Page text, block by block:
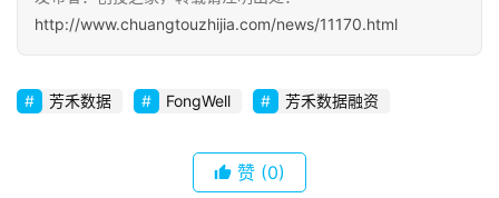
察
初
创
http://www.chuangtouzhijia.com/news/11170.html
芳禾数据 FongWell 芳禾数据融资
赞 (0)